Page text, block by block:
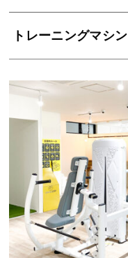
トレーニングマシン